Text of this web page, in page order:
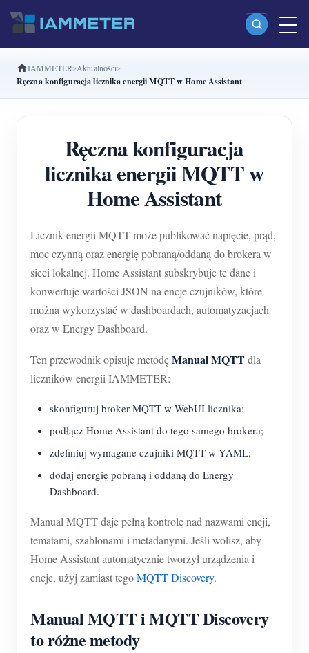
Produkty
(WEM2067)
Trójfazowy licznik energii Wi-Fi (WEM3080T)
Trójfazowy licznik energii Wi-Fi (WEM3046T)
Trójfazowy licznik energii Wi-Fi (WEM3050T)
Kontroler mocy WiFi
IAMMETER Cloud Pro
Usługa self-hosting
Symulator IAMMETER
Aplikacje
Monitor energii systemu PV
System sterowania grzałką PV
Automatyka domowa
Monitorowanie energii w fabryce
Sklep
Szybki start produktu
Dokumentacja
Film instruktażowy
FAQ
Aktualności
Społeczność
Program współtwórców
Aktywności IAMMETER
Forum
O nas
IAMMETER Aktualności
Ręczna konfiguracja licznika energii MQTT w Home Assistant
Ręczna konfiguracja
licznika energii MQTT w
Home Assistant
Licznik energii MQTT może publikować napięcie, prąd,
moc czynną oraz energię pobraną/oddaną do brokera w
sieci lokalnej. Home Assistant subskrybuje te dane i
konwertuje wartości JSON na encje czujników, które
można wykorzystać w dashboardach, automatyzacjach
oraz w Energy Dashboard.
Ten przewodnik opisuje metodęManual MQTTdla
liczników energii IAMMETER:
skonfiguruj broker MQTT w WebUI licznika;
podłącz Home Assistant do tego samego brokera;
zdefiniuj wymagane czujniki MQTT w YAML;
dodaj energię pobraną i oddaną do Energy
Dashboard.
Manual MQTT daje pełną kontrolę nad nazwami encji,
tematami, szablonami i metadanymi. Jeśli wolisz, aby
Home Assistant automatycznie tworzył urządzenia i
encje, użyj zamiast tegoMQTT Discovery.
Manual MQTT i MQTT Discovery
to różne metody